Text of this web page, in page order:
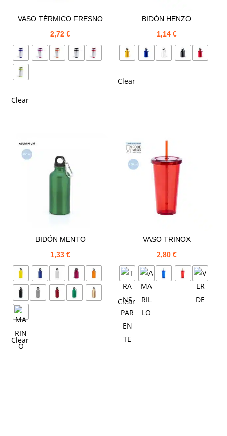
VASO TÉRMICO FRESNO
2,72€
Clear
BIDÓN HENZO
1,14 €
Clear
BIDÓN MENTO
1,33€
Clear
VASO TRINOX
2,80 €
Clear